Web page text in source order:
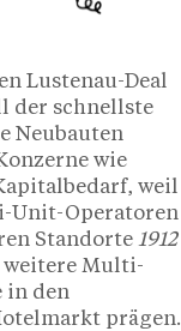
Lustenau-Deal
der schnellste
Neubauten
wie
weil
Unit-Operatoren
Standorte 1912
Multi-
in den
prägen.